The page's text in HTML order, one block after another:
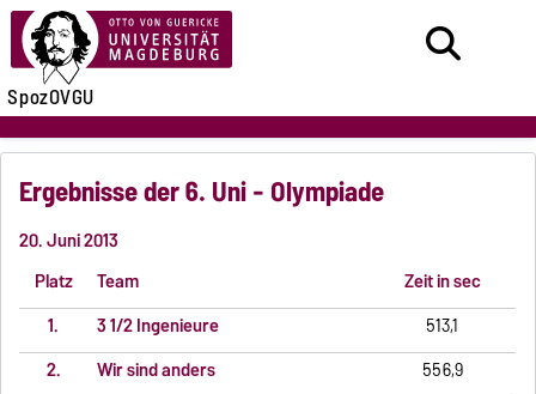
SpozOVGU
Ergebnisse der 6. Uni - Olympiade
20. Juni 2013
Platz
Team
Zeit in sec
1.
3 1/2 Ingenieure
513,1
2.
Wir sind anders
556,9